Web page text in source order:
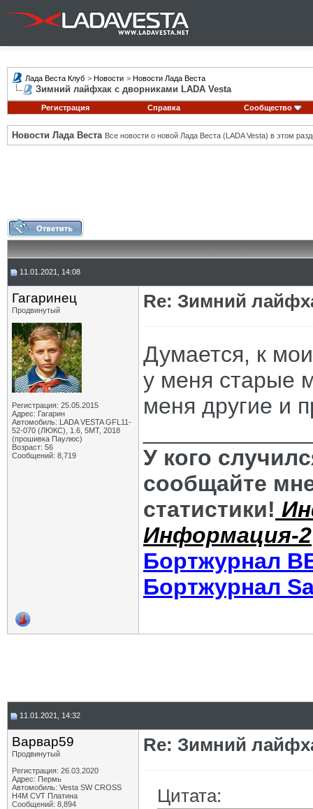
Лада Веста Клуб > Новости > Новости Лада Веста
Зимний лайфхак с дворниками LADA Vesta
Регистрация Справка Сообщество
Новости Лада Веста Все новости о новой Лада Веста (LADA Vesta) в этом
11.01.2021, 14:08
Гагаринец
Продвинутый
Регистрация: 25.05.2015
Адрес: Гагарин
Автомобиль: LADA VESTA GFL11-
52-070 (ЛЮКС), 1.6, 5МТ, 2018
(прошивка Паулюс)
Возраст: 56
Сообщений: 8,719
Re: Зимний
Думается, к
у меня старые
меня другие и
У кого
сообщайте
статистики!
Информация-2
Бортжурнал
Бортжурнал
11.01.2021, 14:32
Варвар59
Продвинутый
Регистрация: 26.03.2020
Адрес: Пермь
Автомобиль: Vesta SW CROSS
H4M CVT Платина
Сообщений: 8,894
Re: Зимний
Цитата: